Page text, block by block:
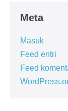
Meta
Masuk
Feed entri
Feed